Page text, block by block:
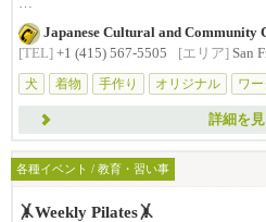
インストラクターが丁寧に教えてくだ
Japanese Cultural and
[TEL] +1 (415) 567-5505 [エリア] San
犬
着物 手作り オリジナル ワ
詳細を
各種イベント / 教育・習い事
🤸Weekly Pilates🤸